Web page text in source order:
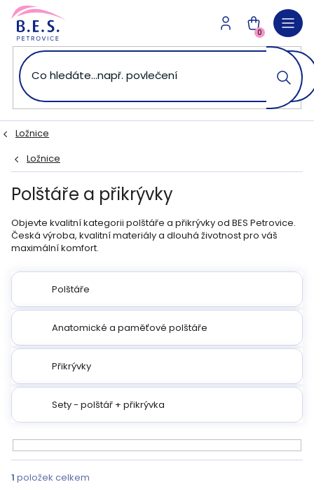
Přejít
obsah
NÁKUPNÍ
KOŠÍK
0
Ložnice
Ložnice
Polštáře a přikrývky
Objevte kvalitní kategorii polštáře a přikrývky od BES Petrovice.
Česká výroba, kvalitní materiály a dlouhá životnost pro váš
maximální komfort.
Polštáře
Anatomické a paměťové polštáře
Přikrývky
Sety - polštář + přikrývka
1 položek celkem
V
ý